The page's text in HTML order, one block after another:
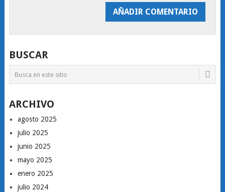
BUSCAR
ARCHIVO
agosto 2025
julio 2025
junio 2025
mayo 2025
enero 2025
julio 2024